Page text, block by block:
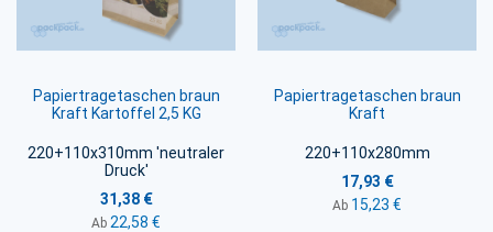
Papiertragetaschen braun
Kraft Kartoffel 2,5 KG
220+110x310mm 'neutraler
Druck'
31,38 €
Ab 22,58 €
Papiertragetaschen braun
Kraft
220+110x280mm
17,93 €
Ab 15,23 €